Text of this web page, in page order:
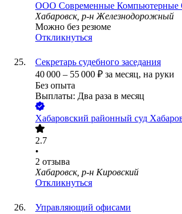
ООО Современные Компьютерные
Хабаровск, р-н Железнодорожный
Можно без резюме
Откликнуться
Секретарь судебного заседания
40 000 – 55 000 ₽ за месяц, на руки
Без опыта
Выплаты: Два раза в месяц
Хабаровский районный суд
2.7
•
2 отзыва
Хабаровск, р-н Кировский
Откликнуться
Управляющий офисами